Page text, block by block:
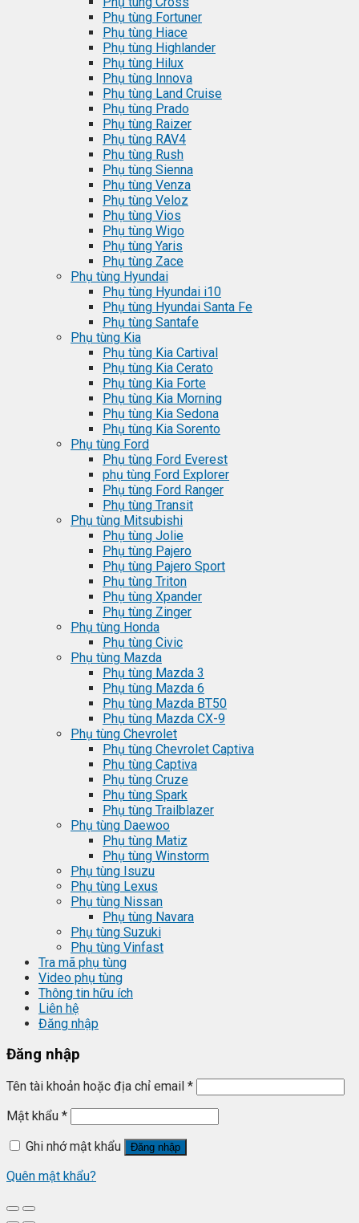
Phụ tùng Fortuner
Phụ tùng Hiace
Phụ tùng Highlander
Phụ tùng Hilux
Phụ tùng Innova
Phụ tùng Land Cruise
Phụ tùng Prado
Phụ tùng Raizer
Phụ tùng RAV4
Phụ tùng Rush
Phụ tùng Sienna
Phụ tùng Venza
Phụ tùng Veloz
Phụ tùng Vios
Phụ tùng Wigo
Phụ tùng Yaris
Phụ tùng Zace
Phụ tùng Hyundai
Phụ tùng Hyundai i10
Phụ tùng Hyundai Santa Fe
Phụ tùng Santafe
Phụ tùng Kia
Phụ tùng Kia Cartival
Phụ tùng Kia Cerato
Phụ tùng Kia Forte
Phụ tùng Kia Morning
Phụ tùng Kia Sedona
Phụ tùng Kia Sorento
Phụ tùng Ford
Phụ tùng Ford Everest
phụ tùng Ford Explorer
Phụ tùng Ford Ranger
Phụ tùng Transit
Phụ tùng Mitsubishi
Phụ tùng Jolie
Phụ tùng Pajero
Phụ tùng Pajero Sport
Phụ tùng Triton
Phụ tùng Xpander
Phụ tùng Zinger
Phụ tùng Honda
Phụ tùng Civic
Phụ tùng Mazda
Phụ tùng Mazda 3
Phụ tùng Mazda 6
Phụ tùng Mazda BT50
Phụ tùng Mazda CX-9
Phụ tùng Chevrolet
Phụ tùng Chevrolet Captiva
Phụ tùng Captiva
Phụ tùng Cruze
Phụ tùng Spark
Phụ tùng Trailblazer
Phụ tùng Daewoo
Phụ tùng Matiz
Phụ tùng Winstorm
Phụ tùng Isuzu
Phụ tùng Lexus
Phụ tùng Nissan
Phụ tùng Navara
Phụ tùng Suzuki
Phụ tùng Vinfast
Tra mã phụ tùng
Video phụ tùng
Thông tin hữu ích
Liên hệ
Đăng nhập
Đăng nhập
Tên tài khoản hoặc địa chỉ email *
Mật khẩu *
Ghi nhớ mật khẩu
Đăng nhập
Quên mật khẩu?